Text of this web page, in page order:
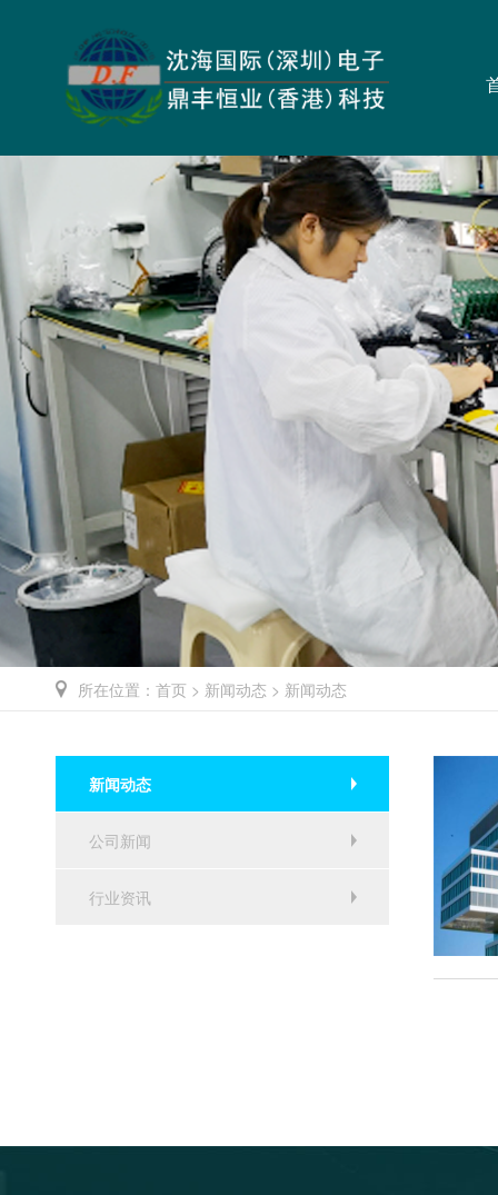
所在位置： 首页 > 新闻动态 > 新闻动态
新闻动态
公司新闻
行业资讯